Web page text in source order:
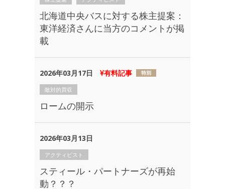
北海道中央バスに対する株主提案：
東洋経済さんに当方のコメントが掲
載
2026年03月17日 有料記事
敵対的買収
ロームの開示
2026年03月13日
アクティビスト
スティール・パートナーズが再始
動？？？